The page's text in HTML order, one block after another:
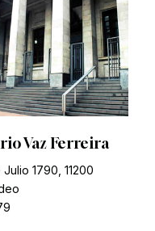
Vaz Ferreira
Julio 1790, 11200